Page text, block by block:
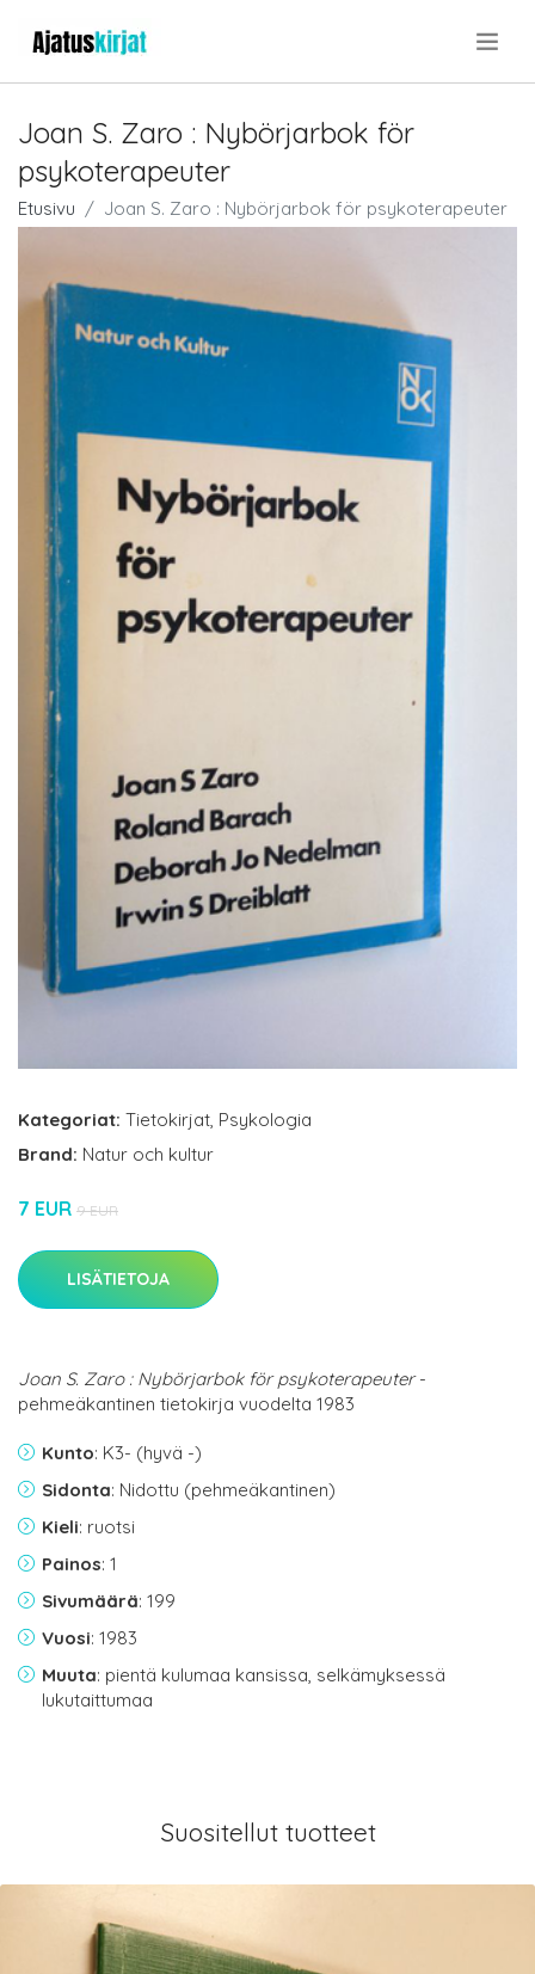
Joan S. Zaro : Nybörjarbok för
psykoterapeuter
Etusivu Joan S. Zaro : Nybörjarbok för psykoterapeuter
Kategoriat: Tietokirjat, Psykologia
Brand: Natur och kultur
7 EUR 9 EUR
LISÄTIETOJA
Joan S. Zaro : Nybörjarbok för psykoterapeuter-
pehmeäkantinen tietokirja vuodelta 1983
Kunto: K3- (hyvä -)
Sidonta: Nidottu (pehmeäkantinen)
Kieli: ruotsi
Painos: 1
Sivumäärä: 199
Vuosi: 1983
Muuta: pientä kulumaa kansissa, selkämyksessä
lukutaittumaa
Suositellut tuotteet